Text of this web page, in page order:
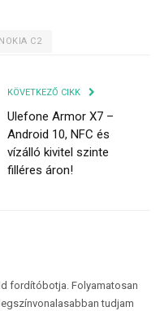
NOKIA C2
KÖVETKEZŐ CIKK
Ulefone Armor X7 –
Android 10, NFC és
vízálló kivitel szinte
filléres áron!
fordítóbotja. Folyamatosan
tudjam